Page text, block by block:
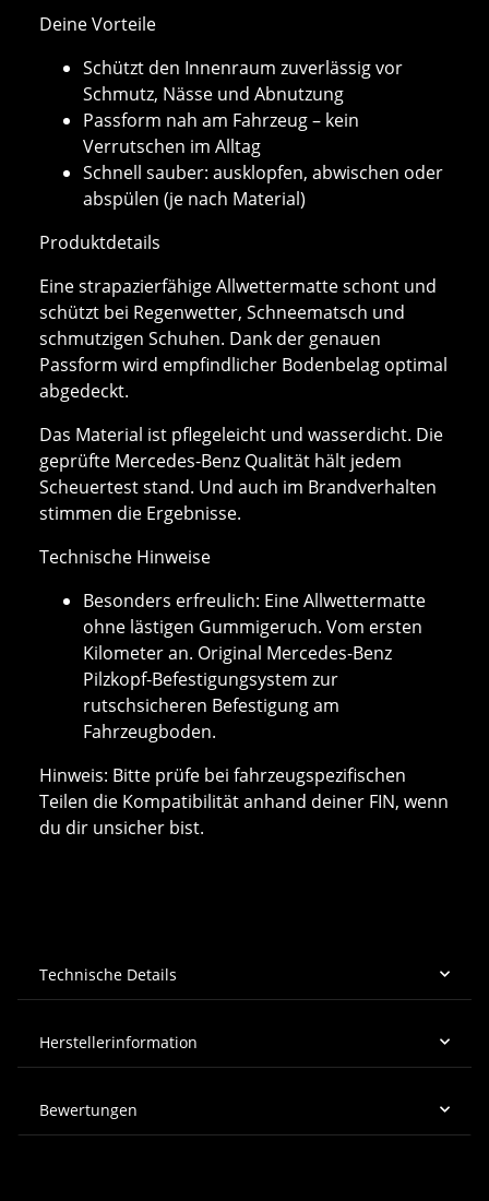
Deine Vorteile
Schützt den Innenraum zuverlässig vor
Schmutz, Nässe und Abnutzung
Passform nah am Fahrzeug – kein
Verrutschen im Alltag
Schnell sauber: ausklopfen, abwischen oder
abspülen (je nach Material)
Produktdetails
Eine strapazierfähige Allwettermatte schont und
schützt bei Regenwetter, Schneematsch und
schmutzigen Schuhen. Dank der genauen
Passform wird empfindlicher Bodenbelag optimal
abgedeckt.
Das Material ist pflegeleicht und wasserdicht. Die
geprüfte Mercedes-Benz Qualität hält jedem
Scheuertest stand. Und auch im Brandverhalten
stimmen die Ergebnisse.
Technische Hinweise
Besonders erfreulich: Eine Allwettermatte
ohne lästigen Gummigeruch. Vom ersten
Kilometer an. Original Mercedes-Benz
Pilzkopf-Befestigungsystem zur
rutschsicheren Befestigung am
Fahrzeugboden.
Hinweis: Bitte prüfe bei fahrzeugspezifischen
Teilen die Kompatibilität anhand deiner FIN, wenn
du dir unsicher bist.
Technische Details
Herstellerinformation
Bewertungen